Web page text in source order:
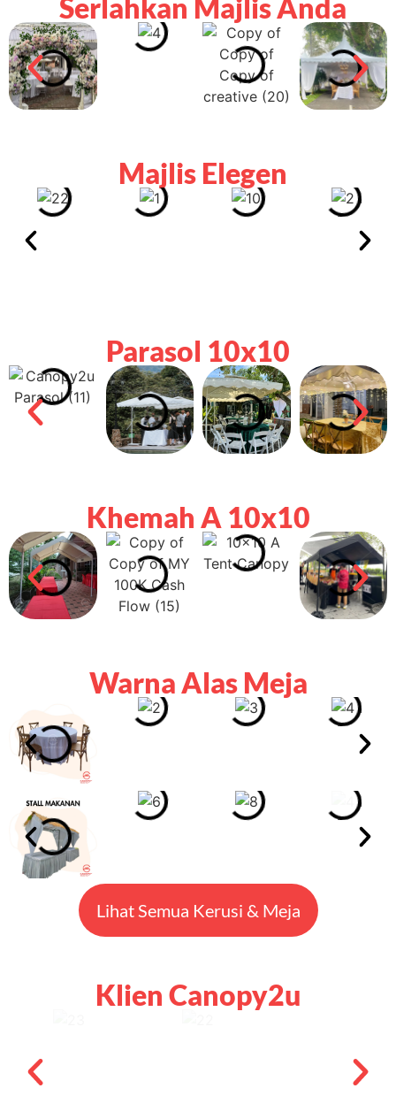
Serlahkan Majlis Anda
Majlis Elegen
Parasol 10x10
Khemah A 10x10
Warna Alas Meja
Lihat Semua Kerusi & Meja
Klien Canopy2u